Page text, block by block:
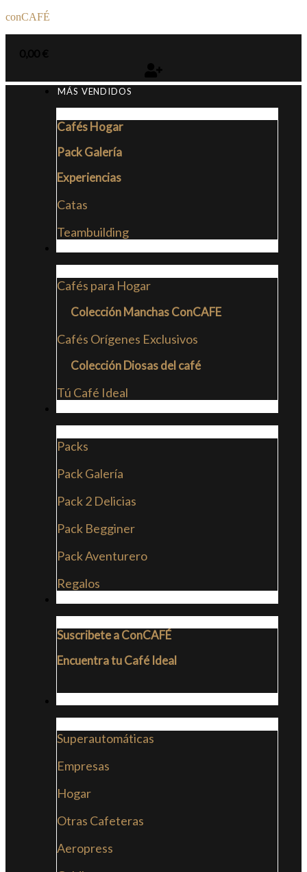
conCAFÉ
MÁS VENDIDOS
Cafés Hogar
Pack Galería
Experiencias
Catas
Teambuilding
Cafés para Hogar
Colección Manchas ConCAFE
Cafés Orígenes Exclusivos
Colección Diosas del café
Tú Café Ideal
Packs
Pack Galería
Pack 2 Delicias
Pack Begginer
Pack Aventurero
Regalos
Suscribete a ConCAFÉ
Encuentra tu Café Ideal
Superautomáticas
Empresas
Hogar
Otras Cafeteras
Aeropress